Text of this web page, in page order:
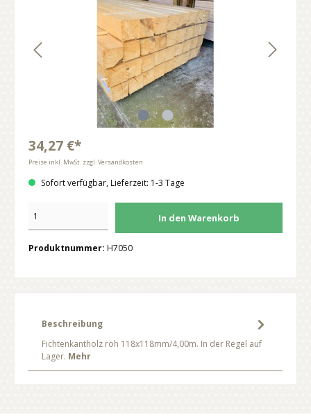
34,27 €*
Preise inkl. MwSt. zzgl. Versandkosten
Sofort verfügbar, Lieferzeit: 1-3 Tage
In den Warenkorb
Produktnummer: H7050
Beschreibung
Fichtenkantholz roh 118x118mm/4,00m. In der Regel auf
Lager. Mehr